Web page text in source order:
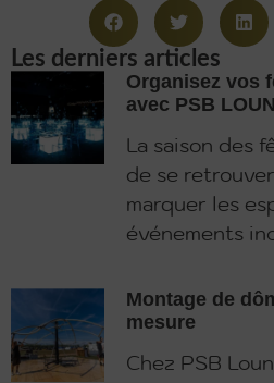
Les derniers articles
Organisez vos
avec PSB
La saison des
de se
marquer les
événements
Montage de
mesure
Chez PSB